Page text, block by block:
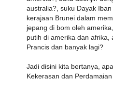
australia?, suku Dayak
kerajaan Brunei dalam
jepang di bom oleh
putih di amerika dan
Prancis dan banyak lagi?
Jadi disini kita bertanya,
Kekerasan dan